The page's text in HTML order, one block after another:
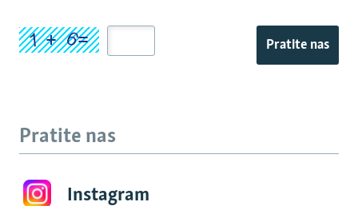
Pratite nas
Pratite nas
Instagram